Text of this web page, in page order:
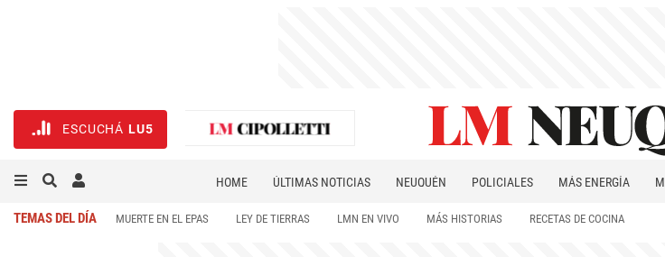
ESCUCHÁ LU5
HOME ÚLTIMAS NOTICIAS NEUQUÉN POLICIALES MÁS ENERGÍA
TEMAS DEL DÍA MUERTE EN EL EPAS LEY DE TIERRAS LMN EN VIVO MÁS HISTORIAS RECETAS DE COCINA